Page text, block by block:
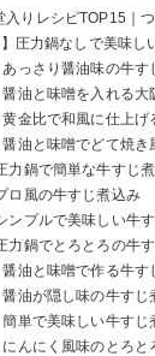
入りレシピTOP15｜
圧力鍋なしで美味し
っさり醤油味の牛す
油と味噌を入れる
金比で和風に仕上
油と味噌でどて焼き
力鍋で簡単な牛すじ
ロ風の牛すじ煮込み
ンプルで美味しい牛
力鍋でとろとろの牛
油と味噌で作る牛す
油が隠し味の牛すじ
単で美味しい牛すじ
んにく風味のとろ